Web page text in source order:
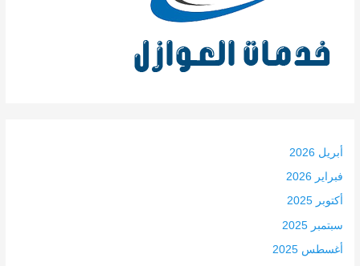
أبريل 2026
فبراير 2026
أكتوبر 2025
سبتمبر 2025
أغسطس 2025